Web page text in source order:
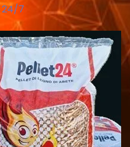
24/7